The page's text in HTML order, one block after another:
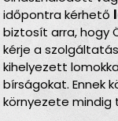
időpontra kérhető
biztosít arra, hogy
kérje a
kihelyezett
bírságokat. Ennek
környezete